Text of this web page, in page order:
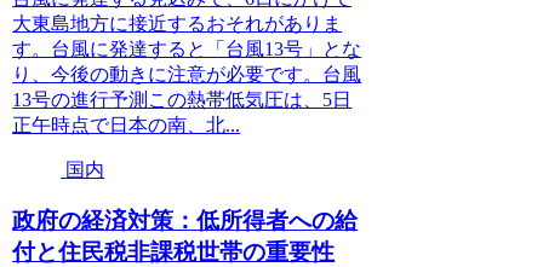
大東島地方に接近するおそれがありま
す。台風に発達すると「台風13号」とな
り、今後の動きに注意が必要です。台風
13号の進行予測この熱帯低気圧は、5日
正午時点で日本の南、北...
国内
政府の経済対策：低所得者への給
付と住民税非課税世帯の重要性